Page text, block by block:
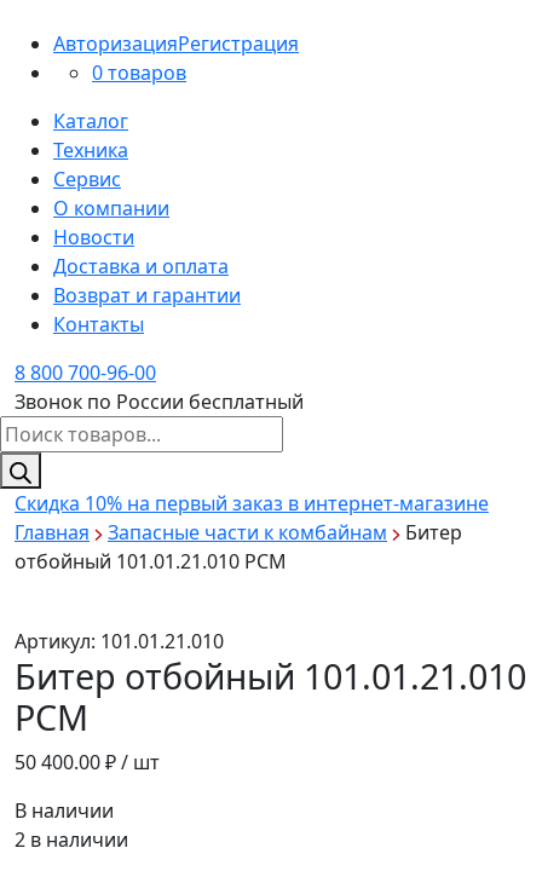
АвторизацияРегистрация
0 товаров
Каталог
Техника
Сервис
О компании
Новости
Доставка и оплата
Возврат и гарантии
Контакты
8 800 700-96-00
Звонок по России бесплатный
Поиск
товаров
Скидка 10% на первый заказ в интернет-магазине
Главная
Запасные части к комбайнам
Битер
отбойный 101.01.21.010 РСМ
Артикул: 101.01.21.010
Битер отбойный 101.01.21.010
РСМ
50 400.00₽ / шт
В наличии
2 в наличии